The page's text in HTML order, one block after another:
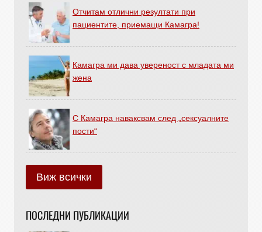
Отчитам отлични резултати при
пациентите, приемащи Камагра!
Камагра ми дава увереност с младата ми
жена
С Камагра наваксвам след „сексуалните
пости“
Виж всички
ПОСЛЕДНИ ПУБЛИКАЦИИ